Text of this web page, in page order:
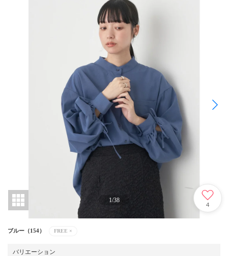
1/38
4
ブルー（154） FREE ×
バリエーション